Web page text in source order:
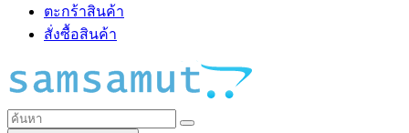
ตะกร้าสินค้า
สั่งซื้อสินค้า